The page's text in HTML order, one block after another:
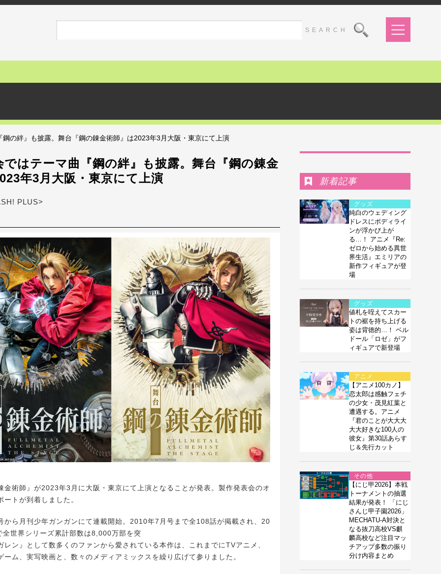
の絆』も披露。舞台『鋼の錬金術師』は2023年3月大阪・東京にて上演
ではテーマ曲『鋼の絆』も披露。舞台『鋼の錬金
年3月大阪・東京にて上演
PLUS>
術師』が2023年3月に大阪・東京にて上演となることが発表。製作発表会のオ
ートが到着しました。
ら月刊少年ガンガンにて連載開始。2010年7月号まで全108話が掲載され、20
全世界シリーズ累計部数は8,000万部を突
レン』として数多くのファンから愛されている本作は、これまでにTVアニメ、
ーム、実写映画と、数々のメディアミックスを繰り広げて参りました。
新着記事
グッズ
純白のウェディング
ドレスにボディライ
ンが浮かび上が
る…！ アニメ『Re:
ゼロから始める異世
界生活』エミリアの
新作フィギュアが登
場
グッズ
値札を咥えてスカー
トの裾を持ち上げる
姿は背徳的…！ ベル
ドール「ロゼ」がフ
ィギュアで新登場
アニメ
【アニメ100カノ】
恋太郎は感触フェチ
の少女・茂見紅葉と
遭遇する。アニメ
『君のことが大大大
大大好きな100人の
彼女』第30話あらす
じ＆先行カット
その他
【にじ甲2026】本戦
トーナメントの抽選
結果が発表！ 「にじ
さんじ甲子園2026」
MECHATU-A対決と
なる抜刀高校VS麒
麟高校など注目マッ
チアップ多数の振り
分け内容まとめ